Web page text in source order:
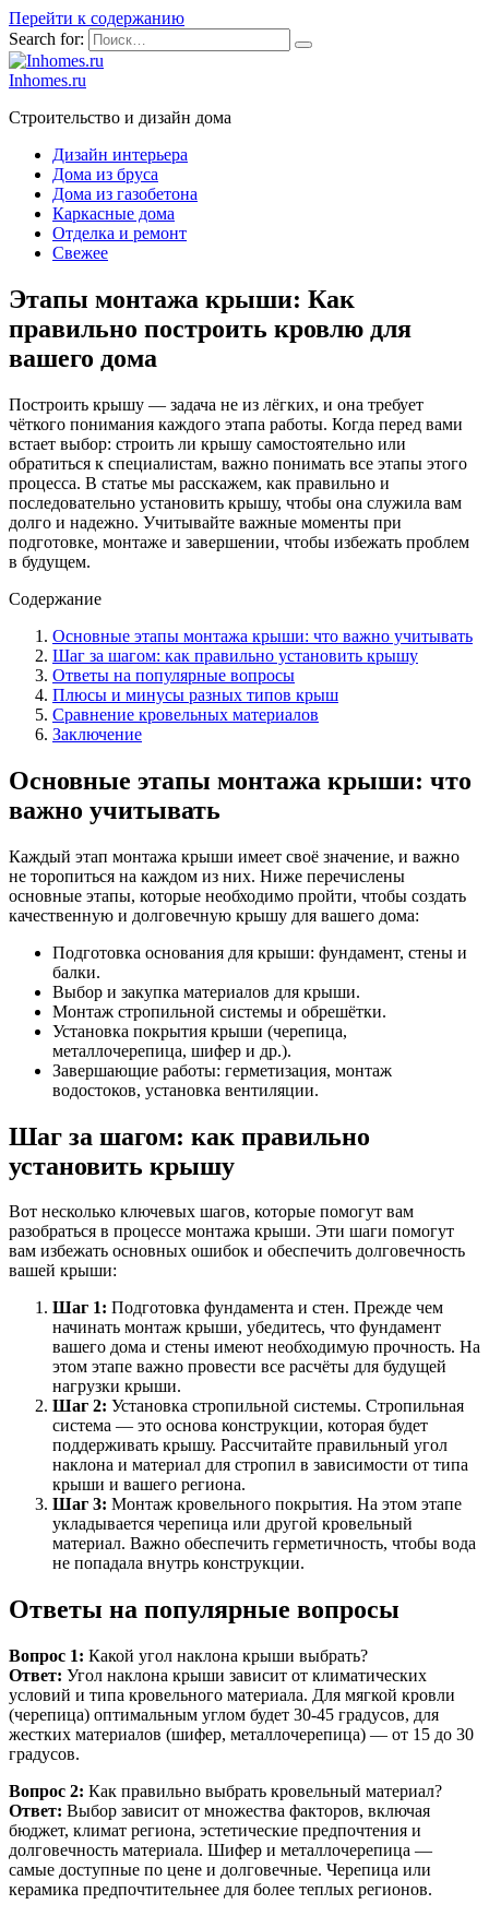
Перейти к содержанию
Search for:
Inhomes.ru
Строительство и дизайн дома
Дизайн интерьера
Дома из бруса
Дома из газобетона
Каркасные дома
Отделка и ремонт
Свежее
Этапы монтажа крыши: Как
правильно построить кровлю для
вашего дома
Построить крышу — задача не из лёгких, и она требует
чёткого понимания каждого этапа работы. Когда перед вами
встает выбор: строить ли крышу самостоятельно или
обратиться к специалистам, важно понимать все этапы этого
процесса. В статье мы расскажем, как правильно и
последовательно установить крышу, чтобы она служила вам
долго и надежно. Учитывайте важные моменты при
подготовке, монтаже и завершении, чтобы избежать проблем
в будущем.
Содержание
Основные этапы монтажа крыши: что важно учитывать
Шаг за шагом: как правильно установить крышу
Ответы на популярные вопросы
Плюсы и минусы разных типов крыш
Сравнение кровельных материалов
Заключение
Основные этапы монтажа крыши: что
важно учитывать
Каждый этап монтажа крыши имеет своё значение, и важно
не торопиться на каждом из них. Ниже перечислены
основные этапы, которые необходимо пройти, чтобы создать
качественную и долговечную крышу для вашего дома:
Подготовка основания для крыши: фундамент, стены и
балки.
Выбор и закупка материалов для крыши.
Монтаж стропильной системы и обрешётки.
Установка покрытия крыши (черепица,
металлочерепица, шифер и др.).
Завершающие работы: герметизация, монтаж
водостоков, установка вентиляции.
Шаг за шагом: как правильно
установить крышу
Вот несколько ключевых шагов, которые помогут вам
разобраться в процессе монтажа крыши. Эти шаги помогут
вам избежать основных ошибок и обеспечить долговечность
вашей крыши:
Шаг 1: Подготовка фундамента и стен. Прежде чем
начинать монтаж крыши, убедитесь, что фундамент
вашего дома и стены имеют необходимую прочность. На
этом этапе важно провести все расчёты для будущей
нагрузки крыши.
Шаг 2: Установка стропильной системы. Стропильная
система — это основа конструкции, которая будет
поддерживать крышу. Рассчитайте правильный угол
наклона и материал для стропил в зависимости от типа
крыши и вашего региона.
Шаг 3: Монтаж кровельного покрытия. На этом этапе
укладывается черепица или другой кровельный
материал. Важно обеспечить герметичность, чтобы вода
не попадала внутрь конструкции.
Ответы на популярные вопросы
Вопрос 1: Какой угол наклона крыши выбрать?
Ответ: Угол наклона крыши зависит от климатических
условий и типа кровельного материала. Для мягкой кровли
(черепица) оптимальным углом будет 30-45 градусов, для
жестких материалов (шифер, металлочерепица) — от 15 до 30
градусов.
Вопрос 2: Как правильно выбрать кровельный материал?
Ответ: Выбор зависит от множества факторов, включая
бюджет, климат региона, эстетические предпочтения и
долговечность материала. Шифер и металлочерепица —
самые доступные по цене и долговечные. Черепица или
керамика предпочтительнее для более теплых регионов.